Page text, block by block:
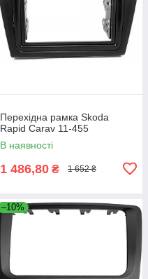
Перехідна рамка Skoda
Rapid Carav 11-455
В наявності
1 486,80 ₴ 1 652 ₴
–10%